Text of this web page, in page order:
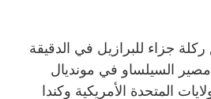
جزاء للبرازيل في الدقيقة
مصير السيلساو في مونديال
المتحدة الأمريكية وكندا